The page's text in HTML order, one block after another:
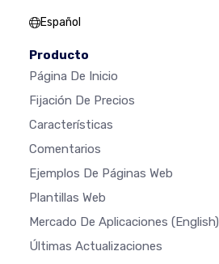
Español
Producto
Página De Inicio
Fijación De Precios
Características
Comentarios
Ejemplos De Páginas Web
Plantillas Web
Mercado De Aplicaciones (English)
Últimas Actualizaciones